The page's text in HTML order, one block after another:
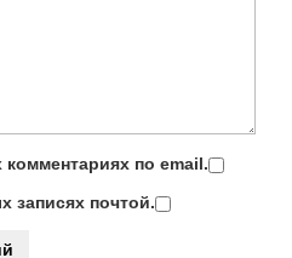
по email.
записях почтой.